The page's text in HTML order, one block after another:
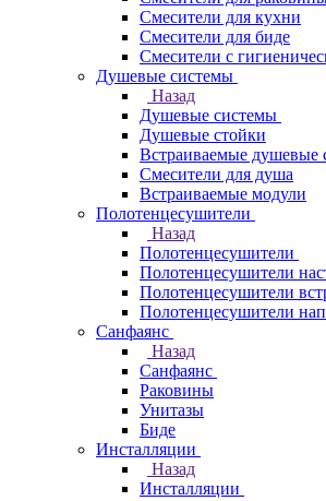
Смесители для кухни
Смесители для биде
Смесители с
Душевые системы
Назад
Душевые системы
Душевые стойки
Встраиваемые душевые
Смесители для душа
Встраиваемые модули
Полотенцесушители
Назад
Полотенцесушители
Полотенцесушители
Полотенцесушители
Полотенцесушители
Санфаянс
Назад
Санфаянс
Раковины
Унитазы
Биде
Инсталляции
Назад
Инсталляции